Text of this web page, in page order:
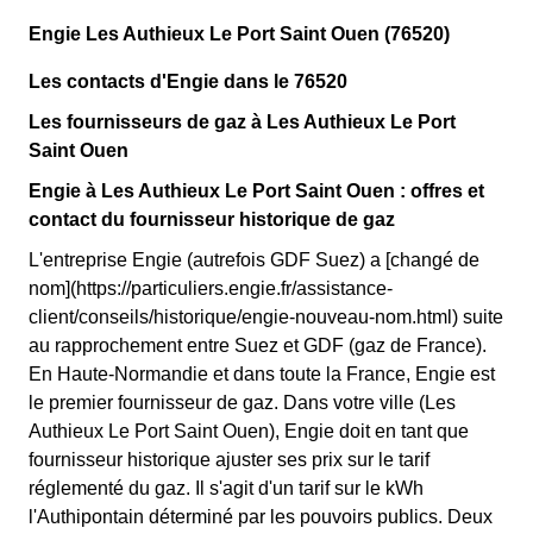
Engie Les Authieux Le Port Saint Ouen (76520)
Les contacts d'Engie dans le 76520
Les fournisseurs de gaz à Les Authieux Le Port
Saint Ouen
Engie à Les Authieux Le Port Saint Ouen : offres et
contact du fournisseur historique de gaz
L'entreprise Engie (autrefois GDF Suez) a [changé de
nom](https://particuliers.engie.fr/assistance-
client/conseils/historique/engie-nouveau-nom.html) suite
au rapprochement entre Suez et GDF (gaz de France).
En Haute-Normandie et dans toute la France, Engie est
le premier fournisseur de gaz. Dans votre ville (Les
Authieux Le Port Saint Ouen), Engie doit en tant que
fournisseur historique ajuster ses prix sur le tarif
réglementé du gaz. Il s'agit d'un tarif sur le kWh
l'Authipontain déterminé par les pouvoirs publics. Deux